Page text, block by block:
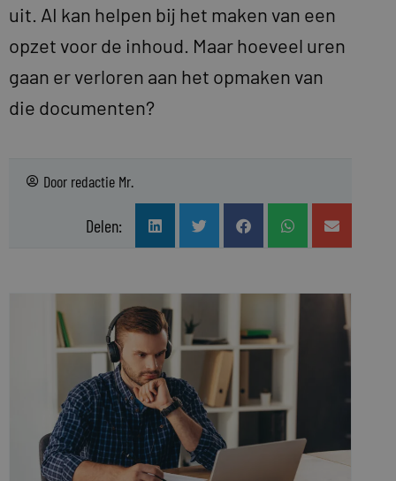
uit. AI kan helpen bij het maken van een
opzet voor de inhoud. Maar hoeveel uren
gaan er verloren aan het opmaken van
die documenten?
Door redactie Mr.
Delen: